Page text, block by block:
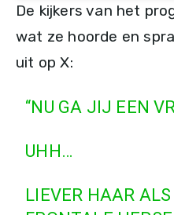
De kijkers van het
wat ze hoorde en
uit op X:
“NU GA JIJ EEN
UHH…
LIEVER HAAR